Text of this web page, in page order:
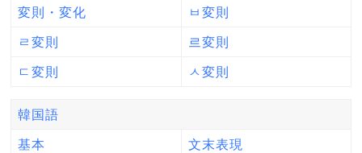
変則・変化 ㅂ変則
ㄹ変則 르変則
ㄷ変則 ㅅ変則
韓国語
基本 文末表現